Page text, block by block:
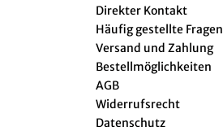
Direkter Kontakt
Häufig gestellte Fragen
Versand und Zahlung
Bestellmöglichkeiten
AGB
Widerrufsrecht
Datenschutz